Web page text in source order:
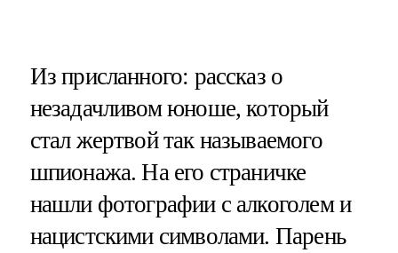
Из присланного: рассказ о
незадачливом юноше, который
стал жертвой так называемого
шпионажа. На его страничке
нашли фотографии с алкоголем и
нацистскими символами. Парень